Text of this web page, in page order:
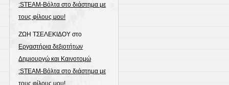
:STEAM-Bόλτα στο διάστημα με
τους φίλους μου!
ΖΩΗ ΤΣΕΛΕΚΙΔΟΥ στο
Εργαστήρια δεξιοτήτων
Δημιουργώ και Καινοτομώ
:STEAM-Bόλτα στο διάστημα με
τους φίλους μου!